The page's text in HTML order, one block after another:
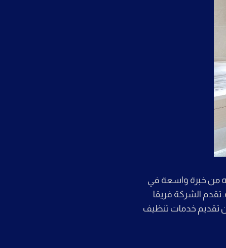
من خبرة واسعة في
تقدم الشركة فريقا
تقديم خدمات تنظيف